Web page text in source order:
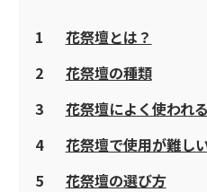
1
花祭壇とは？
2
花祭壇の種類
3
花祭壇によく使われ
4
花祭壇で使用が難し
5
花祭壇の選び方